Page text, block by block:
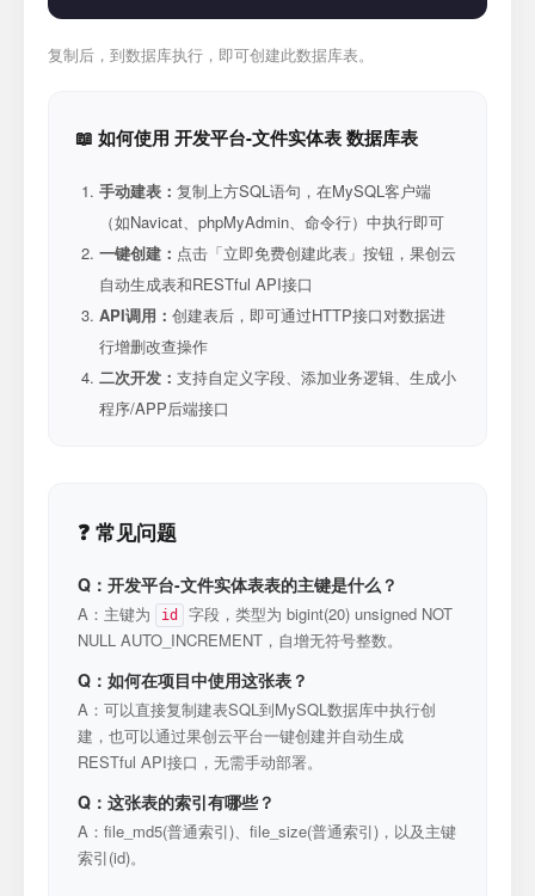
复制后，到数据库执行，即可创建此数据库表。
📖 如何使用 开发平台-文件实体表 数据库表
手动建表： 复制上方SQL语句，在MySQL客户端
（如Navicat、phpMyAdmin、命令行）中执行即可
一键创建： 点击「立即免费创建此表」按钮，果创云
自动生成表和RESTful API接口
API调用： 创建表后，即可通过HTTP接口对数据进
行增删改查操作
二次开发： 支持自定义字段、添加业务逻辑、生成小
程序/APP后端接口
❓ 常见问题
Q：开发平台-文件实体表表的主键是什么？
A：主键为 id
字段，类型为 bigint(20) unsigned NOT
NULL AUTO_INCREMENT，自增无符号整数。
Q：如何在项目中使用这张表？
A：可以直接复制建表SQL到MySQL数据库中执行创
建，也可以通过果创云平台一键创建并自动生成
RESTful API接口，无需手动部署。
Q：这张表的索引有哪些？
A：file_md5(普通索引)、file_size(普通索引)，以及主键
索引(id)。